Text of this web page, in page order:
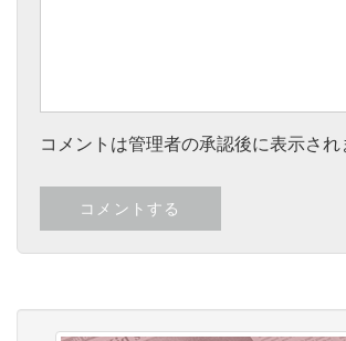
コメントは管理者の承認後に表示され